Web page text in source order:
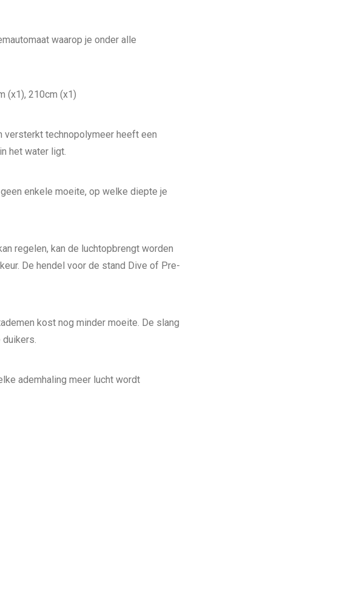
waarop je onder alle
(x1), 210cm (x1)
versterkt technopolymeer heeft een
het water ligt.
enkele moeite, op welke diepte je
regelen, kan de luchtopbrengt worden
De hendel voor de stand Dive of Pre-
kost nog minder moeite. De slang
duikers.
ademhaling meer lucht wordt